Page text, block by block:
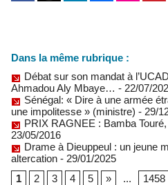
Dans la même rubrique :
Débat sur son mandat à
Ahmadou Aly Mbaye… - 22/07/
Sénégal: « Dire à une armée
une impolitesse » (ministre) - 29/
PRIX RAGNEE : Bamba
23/05/2016
Drame à Dieuppeul : un jeune
altercation - 29/01/2025
1
2 3 4 5 » ... 1458